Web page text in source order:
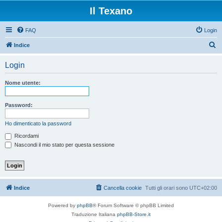
Il Texano
FAQ Login
Indice
Login
Nome utente:
Password:
Ho dimenticato la password
Ricordami
Nascondi il mio stato per questa sessione
Indice Tutti gli orari sono UTC+02:00
Cancella cookie
Powered by phpBB® Forum Software © phpBB Limited
Traduzione Italiana phpBB-Store.it